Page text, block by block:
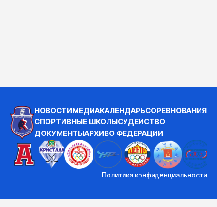
НОВОСТИМЕДИАКАЛЕНДАРЬСОРЕВНОВАНИЯ
СПОРТИВНЫЕ ШКОЛЫСУДЕЙСТВО
ДОКУМЕНТЫАРХИВО ФЕДЕРАЦИИ
Политика конфиденциальности